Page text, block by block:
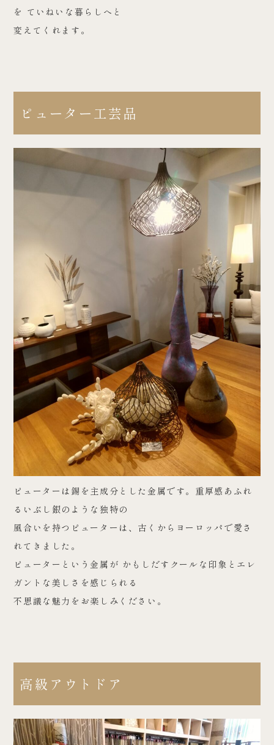
を ていねいな暮らしへと
変えてくれます。
ピューター工芸品
ピューターは錫を主成分とした金属です。重厚感あふれ
るいぶし銀のような独特の
風合いを持つピューターは、古くからヨーロッパで愛さ
れてきました。
ピューターという金属が かもしだすクールな印象とエレ
ガントな美しさを感じられる
不思議な魅力をお楽しみください。
高級アウトドア